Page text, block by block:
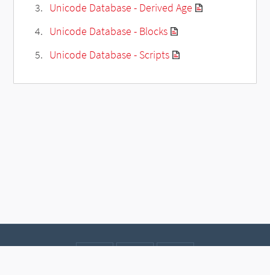
Unicode Database - Derived Age
Unicode Database - Blocks
Unicode Database - Scripts